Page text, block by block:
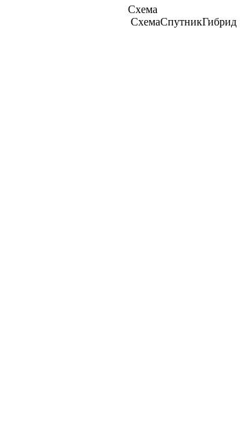
Схема
СхемаСпутникГибрид